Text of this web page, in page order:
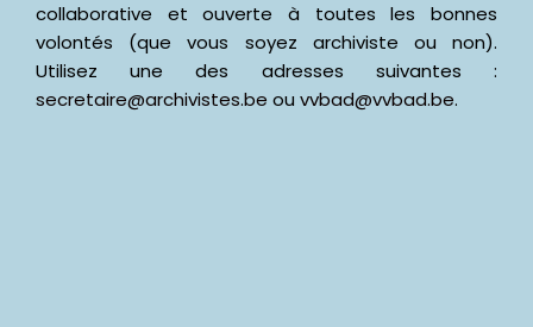
collaborative et ouverte à toutes les bonnes
volontés (que vous soyez archiviste ou non).
Utilisez une des adresses suivantes :
secretaire@archivistes.be ou vvbad@vvbad.be.